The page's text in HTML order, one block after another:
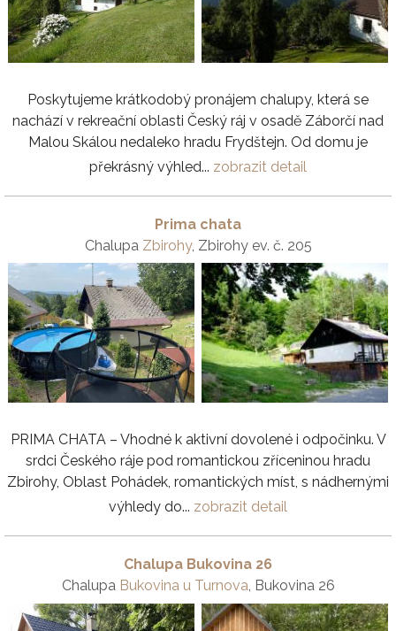
Poskytujeme krátkodobý pronájem chalupy, která se
nachází v rekreační oblasti Český ráj v osadě Záborčí nad
Malou Skálou nedaleko hradu Frydštejn. Od domu je
překrásný výhled... zobrazit detail
Prima chata
Chalupa Zbirohy, Zbirohy ev. č. 205
PRIMA CHATA – Vhodné k aktivní dovolené i odpočinku. V
srdci Českého ráje pod romantickou zříceninou hradu
Zbirohy, Oblast Pohádek, romantických míst, s nádhernými
výhledy do... zobrazit detail
Chalupa Bukovina 26
Chalupa Bukovina u Turnova, Bukovina 26